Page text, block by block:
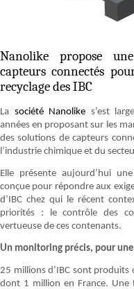
Nanolike propose
capteurs connectés
recyclage des IBC
La société Nanolike s’est
années en proposant sur les
des solutions de capteurs
l’industrie chimique et du
Elle présente aujourd’hui
conçue pour répondre aux
d’IBC chez qui le récent
priorités : le contrôle des
vertueuse de ces contenants.
Un monitoring précis, pour
25 millions d’IBC sont produits
dont 1 million en France. Une